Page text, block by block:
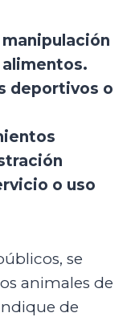
deportivos o
o uso
se
animales de
de